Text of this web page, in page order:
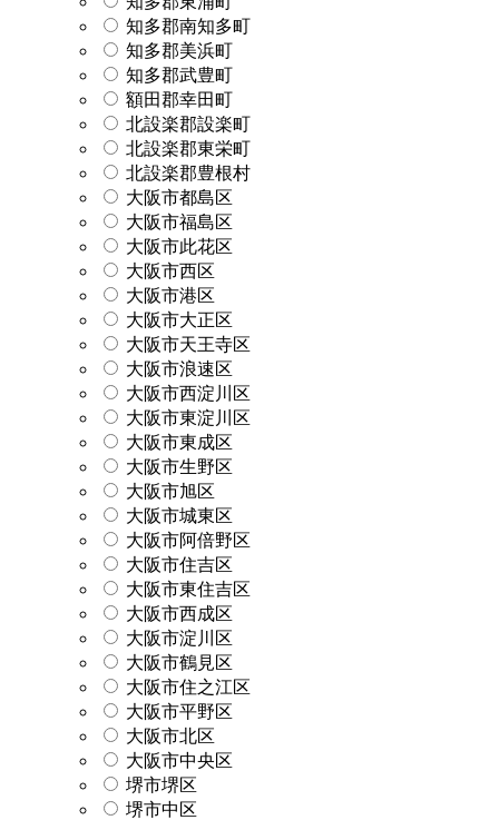
知多郡南知多町
知多郡美浜町
知多郡武豊町
額田郡幸田町
北設楽郡設楽町
北設楽郡東栄町
北設楽郡豊根村
大阪市都島区
大阪市福島区
大阪市此花区
大阪市西区
大阪市港区
大阪市大正区
大阪市天王寺区
大阪市浪速区
大阪市西淀川区
大阪市東淀川区
大阪市東成区
大阪市生野区
大阪市旭区
大阪市城東区
大阪市阿倍野区
大阪市住吉区
大阪市東住吉区
大阪市西成区
大阪市淀川区
大阪市鶴見区
大阪市住之江区
大阪市平野区
大阪市北区
大阪市中央区
堺市堺区
堺市中区